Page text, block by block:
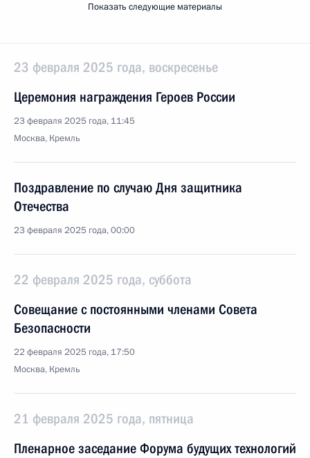
Показать следующие материалы
23 февраля 2025 года, воскресенье
Церемония награждения Героев России
23 февраля 2025 года, 11:45
Москва, Кремль
Поздравление по случаю Дня защитника
Отечества
23 февраля 2025 года, 00:00
22 февраля 2025 года, суббота
Совещание с постоянными членами Совета
Безопасности
22 февраля 2025 года, 17:50
Москва, Кремль
21 февраля 2025 года, пятница
Пленарное заседание Форума будущих технологий